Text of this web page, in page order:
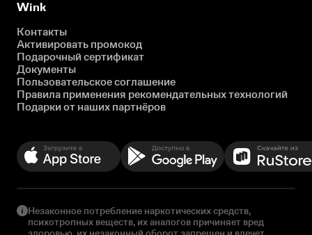
Wink
Контакты
Активировать промокод
Подарочный сертификат
Документы
Пользовательское соглашение
Правила применения рекомендательных технологий
Подарки от наших партнёров
Незаконное потребление наркотических средств,
психотропных веществ, их аналогов причиняет вред